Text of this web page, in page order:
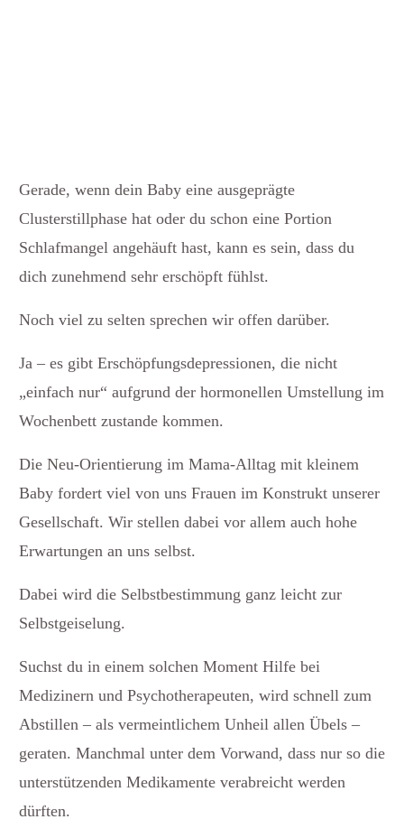
Gerade, wenn dein Baby eine ausgeprägte
Clusterstillphase hat oder du schon eine Portion
Schlafmangel angehäuft hast, kann es sein, dass du
dich zunehmend sehr erschöpft fühlst.
Noch viel zu selten sprechen wir offen darüber.
Ja – es gibt Erschöpfungsdepressionen, die nicht
„einfach nur“ aufgrund der hormonellen Umstellung im
Wochenbett zustande kommen.
Die Neu-Orientierung im Mama-Alltag mit kleinem
Baby fordert viel von uns Frauen im Konstrukt unserer
Gesellschaft. Wir stellen dabei vor allem auch hohe
Erwartungen an uns selbst.
Dabei wird die Selbstbestimmung ganz leicht zur
Selbstgeiselung.
Suchst du in einem solchen Moment Hilfe bei
Medizinern und Psychotherapeuten, wird schnell zum
Abstillen – als vermeintlichem Unheil allen Übels –
geraten. Manchmal unter dem Vorwand, dass nur so die
unterstützenden Medikamente verabreicht werden
dürften.